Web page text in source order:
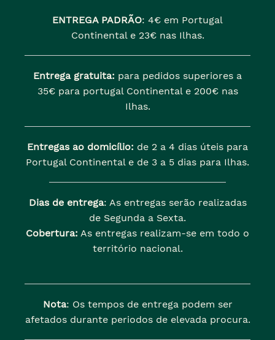
ENTREGA PADRÃO: 4€ em Portugal
Continental e 23€ nas Ilhas.
Entrega gratuita: para pedidos superiores a
35€ para portugal Continental e 200€ nas
Ilhas.
Entregas ao domicílio: de 2 a 4 dias úteis para
Portugal Continental e de 3 a 5 dias para Ilhas.
Dias de entrega: As entregas serão realizadas
de Segunda a Sexta.
Cobertura: As entregas realizam-se em todo o
território nacional.
Nota: Os tempos de entrega podem ser
afetados durante periodos de elevada procura.